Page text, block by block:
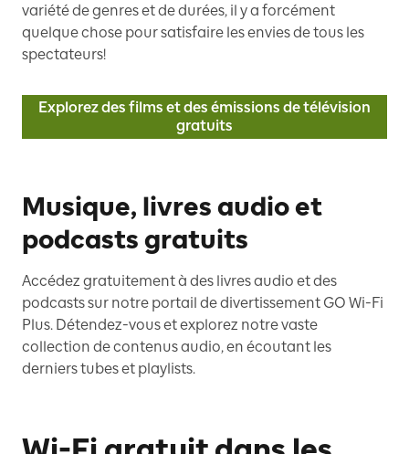
variété de genres et de durées, il y a forcément
quelque chose pour satisfaire les envies de tous les
spectateurs!
Explorez des films et des émissions de télévision
gratuits
Musique, livres audio et
podcasts gratuits
Accédez gratuitement à des livres audio et des
podcasts sur notre portail de divertissement GO Wi-Fi
Plus. Détendez-vous et explorez notre vaste
collection de contenus audio, en écoutant les
derniers tubes et playlists.